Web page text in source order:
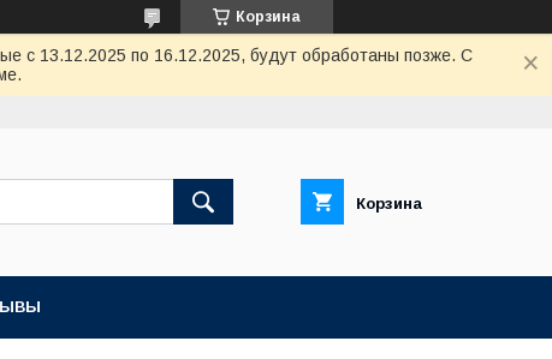
Корзина
с 13.12.2025 по 16.12.2025, будут обработаны позже. С
Корзина